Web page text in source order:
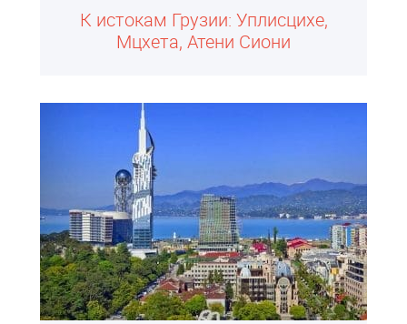
К истокам Грузии: Уплисцихе,
Мцхета, Атени Сиони